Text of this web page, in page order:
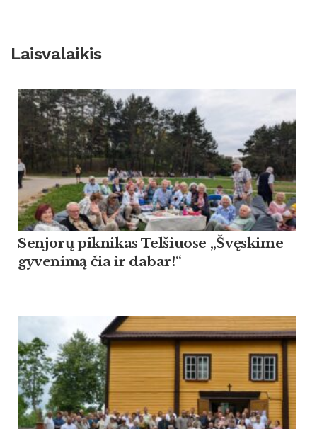
Laisvalaikis
Sen­jorų pik­ni­kas Tel­šiuo­se „Švęski­me
gy­ve­nimą čia ir da­bar!“